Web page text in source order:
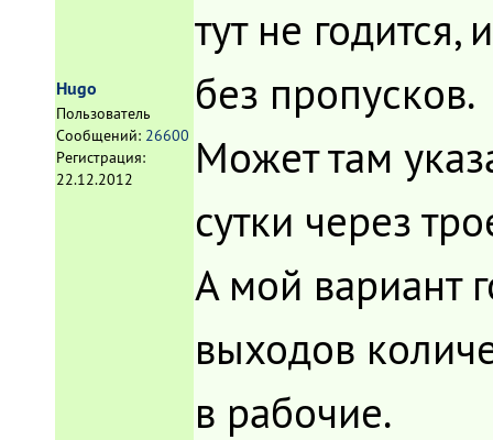
Hugo
Пользователь
Сообщений: 26600
Регистрация:
22.12.2012
тут не
без пропусков.
Может там
сутки через
А мой вариант
выходов
в рабочие.